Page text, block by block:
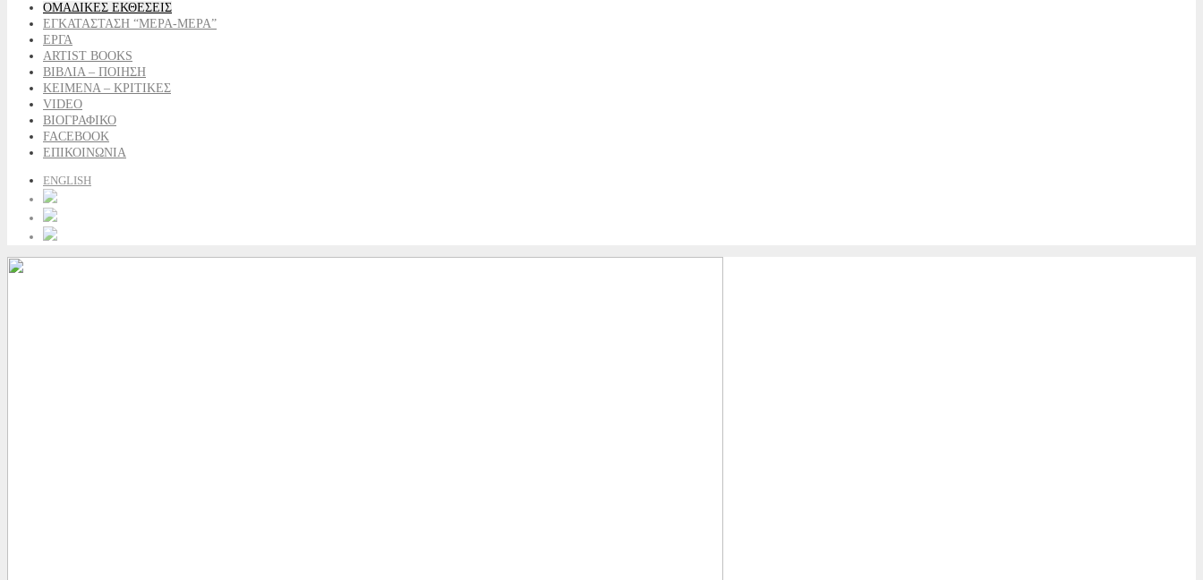
ΟΜΑΔΙΚΕΣ ΕΚΘΕΣΕΙΣ
ΕΓΚΑΤΑΣΤΑΣΗ “ΜΕΡΑ-ΜΕΡΑ”
ΕΡΓΑ
ARTIST BOOKS
ΒΙΒΛΙΑ – ΠΟΙΗΣΗ
ΚΕΙΜΕΝΑ – ΚΡΙΤΙΚΕΣ
VIDEO
ΒΙΟΓΡΑΦΙΚΟ
FACEBOOK
ΕΠΙΚΟΙΝΩΝΙΑ
ENGLISH